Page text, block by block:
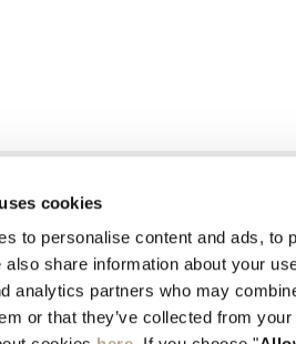
cookies
to personalise content and ads, to
also share information about your
analytics partners who may
or that they’ve collected from
MH.T.E. 1476K015A0352400